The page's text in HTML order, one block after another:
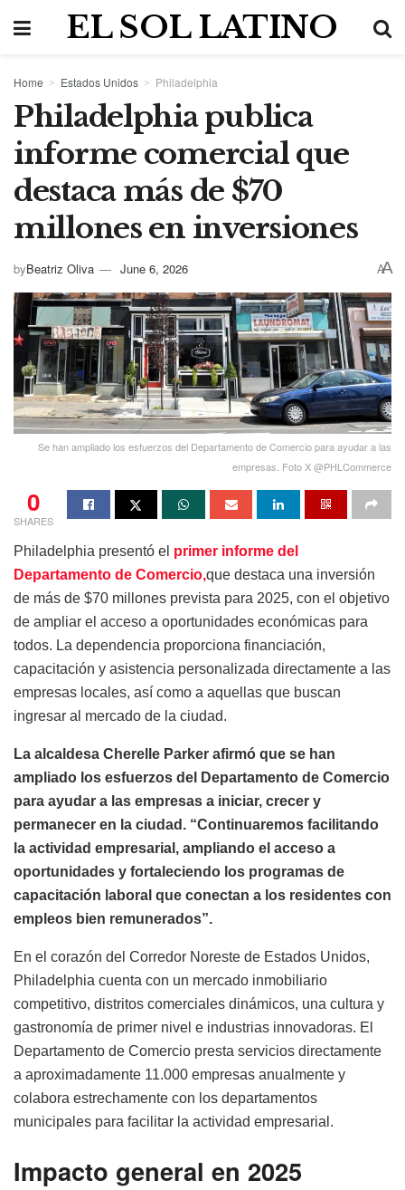
EL SOL LATINO
Home Estados Unidos Philadelphia
Philadelphia publica
informe comercial que
destaca más de $70
millones en inversiones
byBeatriz Oliva June 6, 2026 AA
Se han ampliado los esfuerzos del Departamento de Comercio para ayudar a las
empresas. Foto X @PHLCommerce
0
SHARES
Philadelphia presentó el primer informe del
Departamento de Comercio,que destaca una inversión
de más de $70 millones prevista para 2025, con el objetivo
de ampliar el acceso a oportunidades económicas para
todos. La dependencia proporciona financiación,
capacitación y asistencia personalizada directamente a las
empresas locales, así como a aquellas que buscan
ingresar al mercado de la ciudad.
La alcaldesa Cherelle Parker afirmó que se han
ampliado los esfuerzos del Departamento de Comercio
para ayudar a las empresas a iniciar, crecer y
permanecer en la ciudad. “Continuaremos facilitando
la actividad empresarial, ampliando el acceso a
oportunidades y fortaleciendo los programas de
capacitación laboral que conectan a los residentes con
empleos bien remunerados”.
En el corazón del Corredor Noreste de Estados Unidos,
Philadelphia cuenta con un mercado inmobiliario
competitivo, distritos comerciales dinámicos, una cultura y
gastronomía de primer nivel e industrias innovadoras. El
Departamento de Comercio presta servicios directamente
a aproximadamente 11.000 empresas anualmente y
colabora estrechamente con los departamentos
municipales para facilitar la actividad empresarial.
Impacto general en 2025